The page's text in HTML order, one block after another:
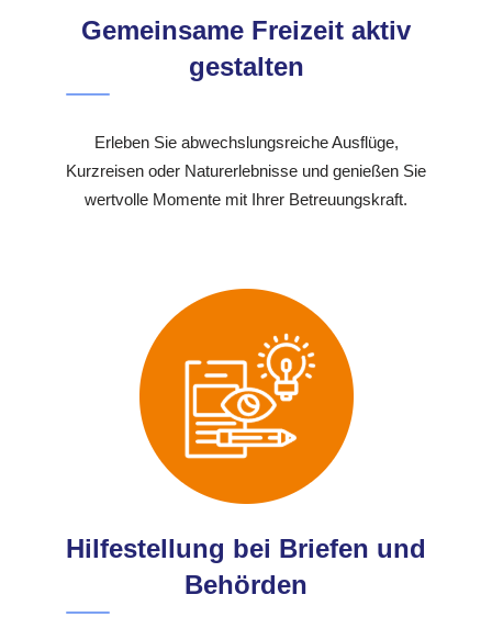
Gemeinsame Freizeit aktiv
gestalten
Erleben Sie abwechslungsreiche Ausflüge,
Kurzreisen oder Naturerlebnisse und genießen Sie
wertvolle Momente mit Ihrer Betreuungskraft.
Hilfestellung bei Briefen und
Behörden